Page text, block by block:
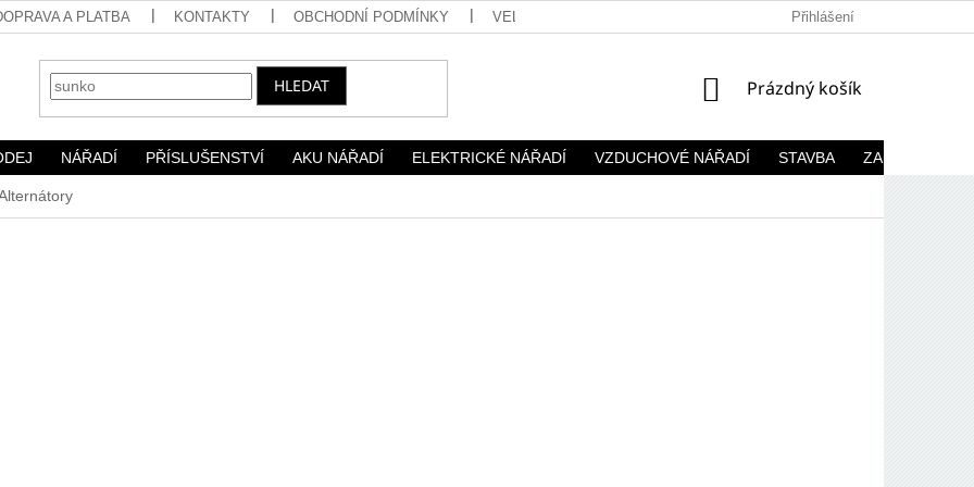
A PLATBA KONTAKTY OBCHODNÍ PODMÍNKY VELKOOBCHOD Přihlášení
HLEDAT
NÁKUPNÍ
Prázdný košík
NÁŘADÍ PŘÍSLUŠENSTVÍ AKU NÁŘADÍ ELEKTRICKÉ NÁŘADÍ VZDUCHOVÉ NÁŘADÍ STAVBA ZAHRADA